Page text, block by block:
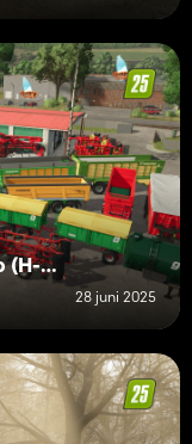
FS19 Voertuigen en gereedschap (H-K)
28 juni 2025